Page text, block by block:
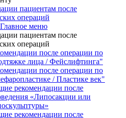
пациентам после
операций
меню
пациентам после
операций
после операции по
лица / Фейслифтинга"
после операции по
/ Пластике век"
рекомендации после
«Липосакции или
рекомендации после